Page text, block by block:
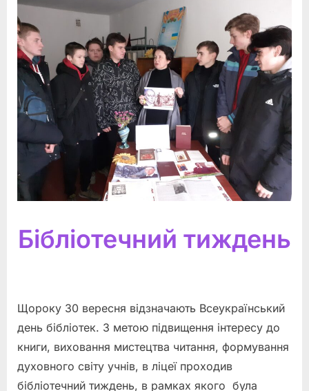
Бібліотечний тиждень
Щороку 30 вересня відзначають Всеукраїнський
день бібліотек. З метою підвищення інтересу до
книги, виховання мистецтва читання, формування
духовного світу учнів, в ліцеї проходив
бібліотечний тиждень, в рамках якого була